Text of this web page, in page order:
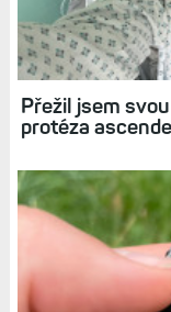
Elektrokolo:
nemoci, ale i